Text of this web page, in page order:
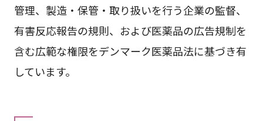
管理、製造・保管・取り扱いを行う企業の監督、
有害反応報告の規則、および医薬品の広告規制を
含む広範な権限をデンマーク医薬品法に基づき有
しています。